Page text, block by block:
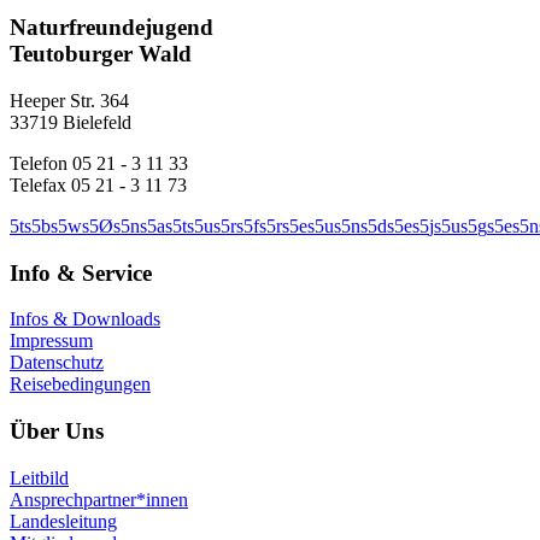
Naturfreundejugend
Teutoburger Wald
Heeper Str. 364
33719 Bielefeld
Telefon 05 21 - 3 11 33
Telefax 05 21 - 3 11 73
5ts5bs5ws5Øs5ns5as5ts5us5rs5fs5rs5es5us5ns5ds5es5js5us5gs5es5n
Info & Service
Infos & Downloads
Impressum
Datenschutz
Reisebedingungen
Über Uns
Leitbild
Ansprechpartner*innen
Landesleitung